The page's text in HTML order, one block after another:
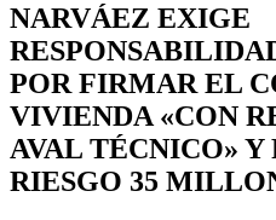
NARVÁEZ EXIGE
POR FIRMAR EL
VIVIENDA «CON
AVAL TÉCNICO» Y
RIESGO 35